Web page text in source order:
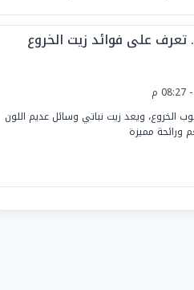
على فوائد زيت الخروع
الخروع، ويعد زيت نباتي وسائل عديم اللون
ورائحة مميزة